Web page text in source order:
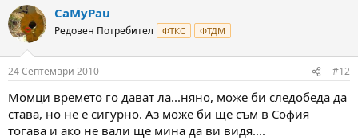
CaMyPau
Редовен Потребител ФТКС ФТДМ
24 Септември 2010 #12
Момци времето го дават ла...няно, може би следобеда да
става, но не е сигурно. Аз може би ще съм в София
тогава и ако не вали ще мина да ви видя....